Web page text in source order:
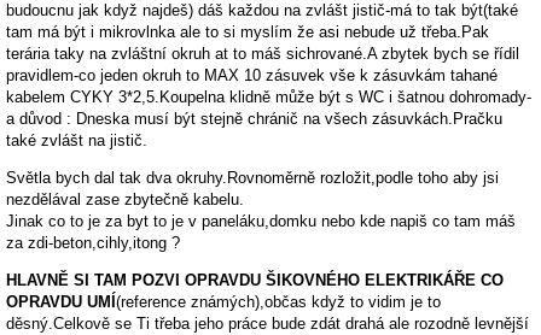
budoucnu jak když najdeš) dáš každou na zvlášt jistič-má to tak být(také
tam má být i mikrovlnka ale to si myslím že asi nebude už třeba.Pak
terária taky na zvláštní okruh at to máš sichrované.A zbytek bych se řídil
pravidlem-co jeden okruh to MAX 10 zásuvek vše k zásuvkám tahané
kabelem CYKY 3*2,5.Koupelna klidně může být s WC i šatnou dohromady-
a důvod : Dneska musí být stejně chránič na všech zásuvkách.Pračku
také zvlášt na jistič.
Světla bych dal tak dva okruhy.Rovnoměrně rozložit,podle toho aby jsi
nezdělával zase zbytečně kabelu.
Jinak co to je za byt to je v paneláku,domku nebo kde napiš co tam máš
za zdi-beton,cihly,itong ?
HLAVNĚ SI TAM POZVI OPRAVDU ŠIKOVNÉHO ELEKTRIKÁŘE CO
OPRAVDU UMÍ (reference známých),občas když to vidim je to
děsný.Celkově se Ti třeba jeho práce bude zdát drahá ale rozodně levnější